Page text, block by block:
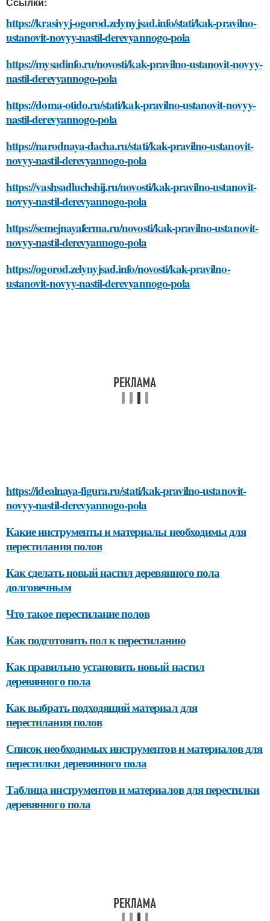
https://krasivyj-ogorod.zelynyjsad.info/stati/kak-pravilno-
ustanovit-novyy-nastil-derevyannogo-pola
https://mysadinfo.ru/novosti/kak-pravilno-ustanovit-novyy-
nastil-derevyannogo-pola
https://doma-otido.ru/stati/kak-pravilno-ustanovit-novyy-
nastil-derevyannogo-pola
https://narodnaya-dacha.ru/stati/kak-pravilno-ustanovit-
novyy-nastil-derevyannogo-pola
https://vashsadluchshij.ru/novosti/kak-pravilno-ustanovit-
novyy-nastil-derevyannogo-pola
https://semejnayaferma.ru/novosti/kak-pravilno-ustanovit-
novyy-nastil-derevyannogo-pola
https://ogorod.zelynyjsad.info/novosti/kak-pravilno-
ustanovit-novyy-nastil-derevyannogo-pola
https://idealnaya-figura.ru/stati/kak-pravilno-ustanovit-
novyy-nastil-derevyannogo-pola
Какие инструменты и материалы необходимы для
перестилания полов
Как сделать новый настил деревянного пола
долговечным
Что такое перестилание полов
Как подготовить пол к перестиланию
Как правильно установить новый настил
деревянного пола
Как выбрать подходящий материал для
перестилания полов
Список необходимых инструментов и материалов для
перестилки деревянного пола
Таблица инструментов и материалов для перестилки
деревянного пола